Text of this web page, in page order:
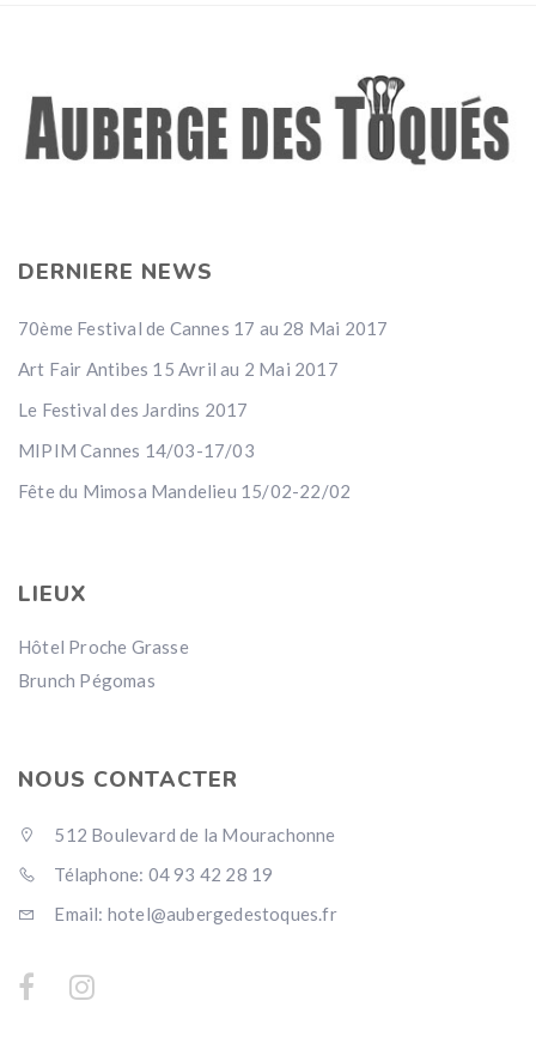
DERNIERE NEWS
70ème Festival de Cannes 17 au 28 Mai 2017
Art Fair Antibes 15 Avril au 2 Mai 2017
Le Festival des Jardins 2017
MIPIM Cannes 14/03-17/03
Fête du Mimosa Mandelieu 15/02-22/02
LIEUX
Hôtel Proche Grasse
Brunch Pégomas
NOUS CONTACTER
512 Boulevard de la Mourachonne
Télaphone: 04 93 42 28 19
Email: hotel@aubergedestoques.fr